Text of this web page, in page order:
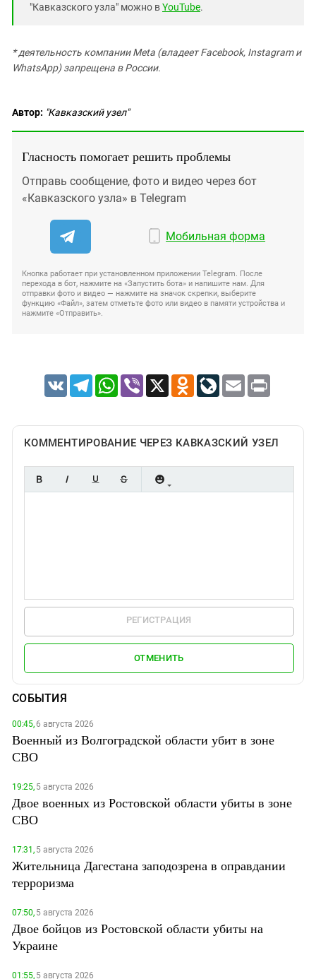
"Кавказского узла" можно вYouTube.
* деятельность компании Meta (владеет Facebook, Instagram и
WhatsApp) запрещена в России.
Автор: "Кавказский узел"
Гласность помогает решить проблемы
Отправь сообщение, фото и видео через бот
«Кавказского узла» в Telegram
Мобильная форма
Кнопка работает при установленном приложении Telegram. После
перехода в бот, нажмите на «Запустить бота» и напишите нам. Для
отправки фото и видео — нажмите на значок скрепки, выберите
функцию «Файл», затем отметьте фото или видео в памяти устройства и
нажмите «Отправить».
VK TelegramWhatsApp
Viber X Odnoklassniki
LiveJournal
Email Print
КОММЕНТИРОВАНИЕ ЧЕРЕЗ КАВКАЗСКИЙ УЗЕЛ
РЕГИСТРАЦИЯ
ОТМЕНИТЬ
СОБЫТИЯ
00:45,6 августа 2026
Военный из Волгоградской области убит в зоне
СВО
19:25,5 августа 2026
Двое военных из Ростовской области убиты в зоне
СВО
17:31,5 августа 2026
Жительница Дагестана заподозрена в оправдании
терроризма
07:50,5 августа 2026
Двое бойцов из Ростовской области убиты на
Украине
01:55,5 августа 2026